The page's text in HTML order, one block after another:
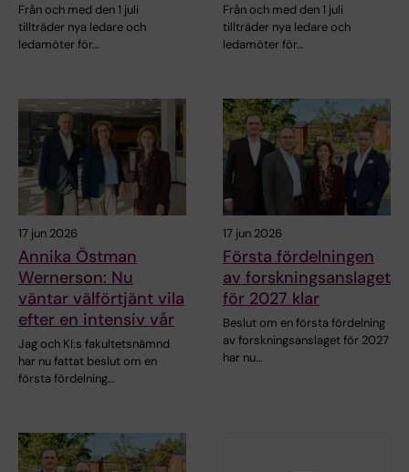
Från och med den 1 juli
tillträder nya ledare och
ledamöter för…
Från och med den 1 juli
tillträder nya ledare och
ledamöter för…
17 jun 2026
Annika Östman
Wernerson: Nu
väntar välförtjänt vila
efter en intensiv vår
Jag och KI:s fakultetsnämnd
har nu fattat beslut om en
första fördelning…
17 jun 2026
Första fördelningen
av forskningsanslaget
för 2027 klar
Beslut om en första fördelning
av forskningsanslaget för 2027
har nu…